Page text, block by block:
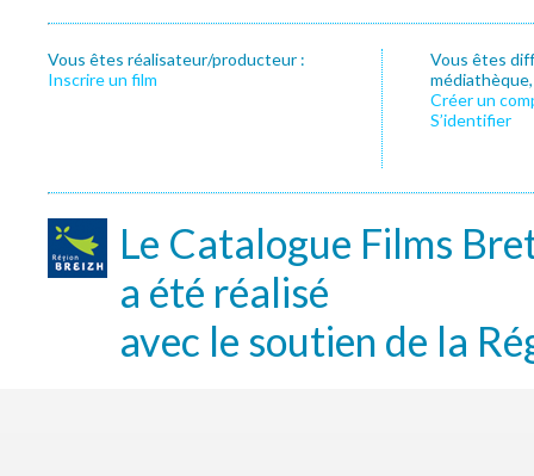
Vous êtes réalisateur/producteur :
Inscrire un film
Vous êtes
Créer un
S’identifier
Le Catalogue Films
a été réalisé
avec le soutien de la